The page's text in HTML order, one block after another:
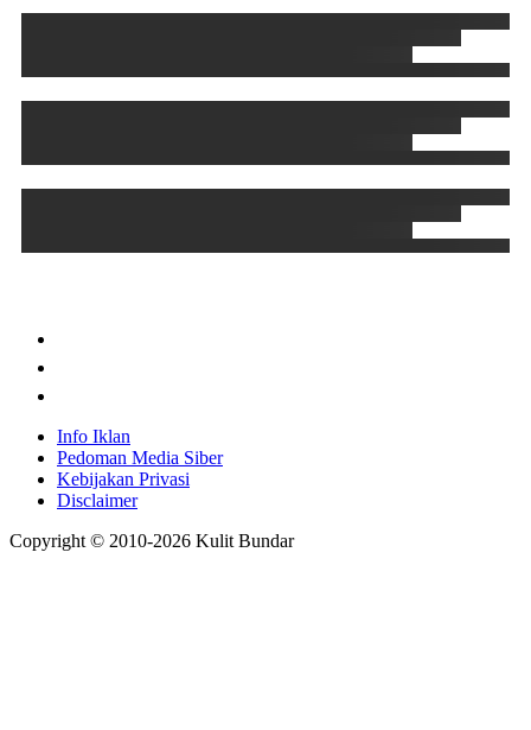
Info Iklan
Pedoman Media Siber
Kebijakan Privasi
Disclaimer
Copyright © 2010-2026 Kulit Bundar